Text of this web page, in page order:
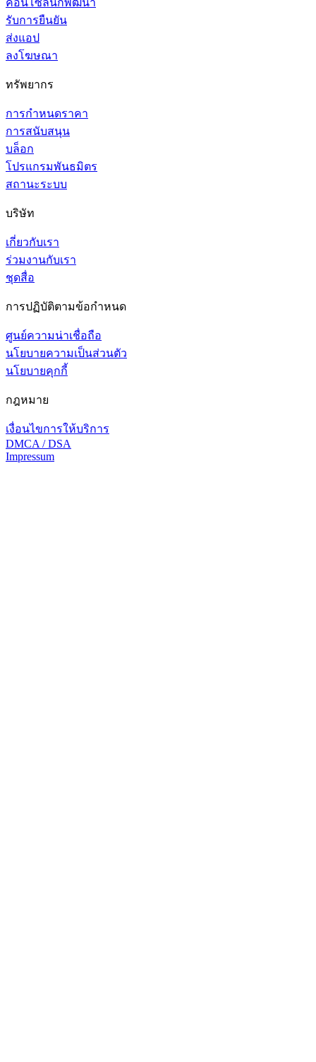
รับการยืนยัน
ส่งแอป
ลงโฆษณา
ทรัพยากร
การกำหนดราคา
การสนับสนุน
บล็อก
โปรแกรมพันธมิตร
สถานะระบบ
บริษัท
เกี่ยวกับเรา
ร่วมงานกับเรา
ชุดสื่อ
การปฏิบัติตามข้อกำหนด
ศูนย์ความน่าเชื่อถือ
นโยบายความเป็นส่วนตัว
นโยบายคุกกี้
กฎหมาย
เงื่อนไขการให้บริการ
DMCA / DSA
Impressum